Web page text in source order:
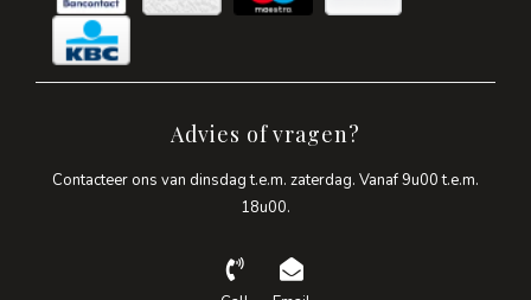
Advies of vragen?
Contacteer ons van dinsdag t.e.m. zaterdag. Vanaf 9u00 t.e.m.
18u00.